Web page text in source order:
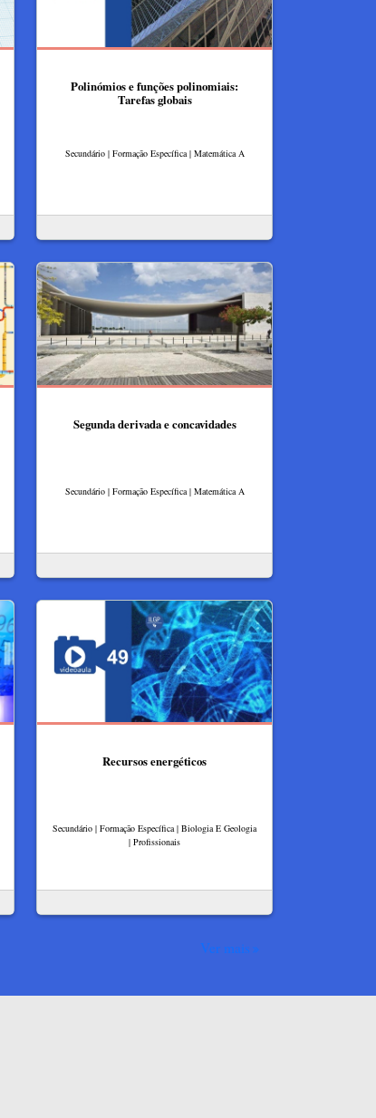
Polinómios e funções polinomiais:
Tarefas globais
Secundário | Formação Específica | Matemática A
Segunda derivada e concavidades
Secundário | Formação Específica | Matemática A
Recursos energéticos
Secundário | Formação Específica | Biologia E Geologia
| Profissionais
Ver mais